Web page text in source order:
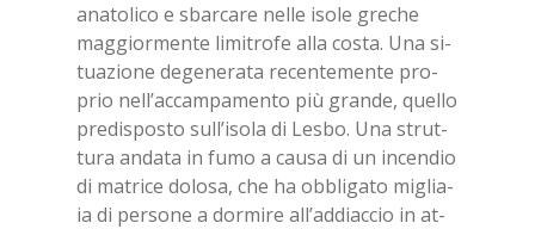
ana­to­li­co e sbar­ca­re nel­le iso­le gre­che
mag­gior­men­te li­mi­tro­fe alla co­sta. Una si­
tua­zio­ne de­ge­ne­ra­ta re­cen­te­men­te pro­
prio nel­l’ac­cam­pa­men­to più gran­de, quel­lo
pre­di­spo­sto sul­l’i­so­la di Le­sbo. Una strut­
tu­ra an­da­ta in fumo a cau­sa di un in­cen­dio
di ma­tri­ce do­lo­sa, che ha ob­bli­ga­to mi­glia­
ia di per­so­ne a dor­mi­re al­l’ad­diac­cio in at­